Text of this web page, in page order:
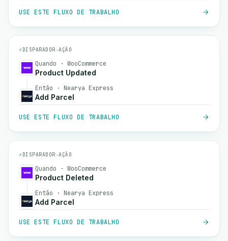
USE ESTE FLUXO DE TRABALHO
⚡ DISPARADOR→AÇÃO
Quando · WooCommerce
Product Updated
Então · Nearya Express
Add Parcel
USE ESTE FLUXO DE TRABALHO
⚡ DISPARADOR→AÇÃO
Quando · WooCommerce
Product Deleted
Então · Nearya Express
Add Parcel
USE ESTE FLUXO DE TRABALHO